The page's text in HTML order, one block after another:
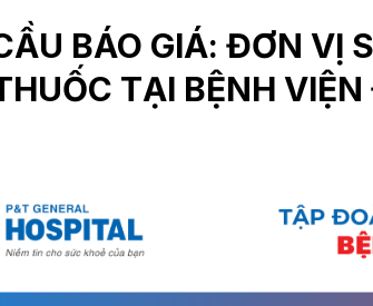
BÁO GIÁ: ĐƠN VỊ
TẠI BỆNH